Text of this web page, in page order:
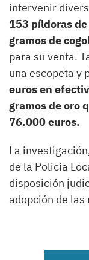
intervenir
153 píldoras
gramos de
para su venta.
una escopeta y
euros en
gramos de oro
76.000 euros.
La
de la Policía
disposición
adopción de